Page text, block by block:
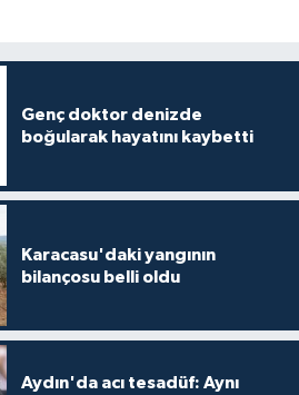
Genç doktor denizde
boğularak hayatını kaybetti
Karacasu'daki yangının
bilançosu belli oldu
Aydın'da acı tesadüf: Aynı